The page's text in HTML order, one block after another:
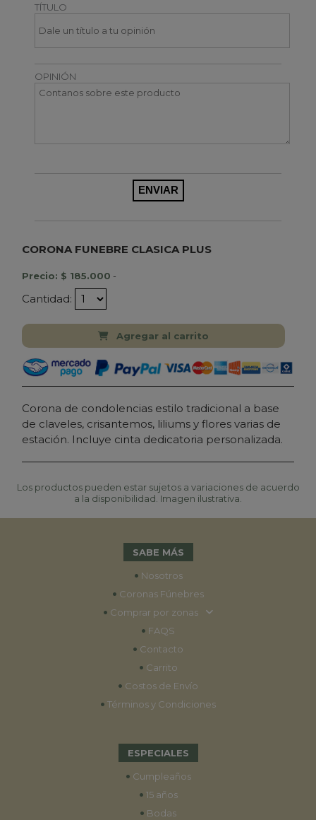
TÍTULO
OPINIÓN
CORONA FUNEBRE CLASICA PLUS
Precio: $ 185.000 -
Cantidad:
Agregar al carrito
Corona de condolencias estilo tradicional a base
de claveles, crisantemos, liliums y flores varias de
estación. Incluye cinta dedicatoria personalizada.
Los productos pueden estar sujetos a variaciones de acuerdo
a la disponibilidad. Imagen ilustrativa.
SABE MÁS
• Nosotros
• Coronas Fúnebres
• Comprar por zonas
• FAQS
• Contacto
• Carrito
• Costos de Envío
• Términos y Condiciones
ESPECIALES
• Cumpleaños
• 15 años
• Bodas